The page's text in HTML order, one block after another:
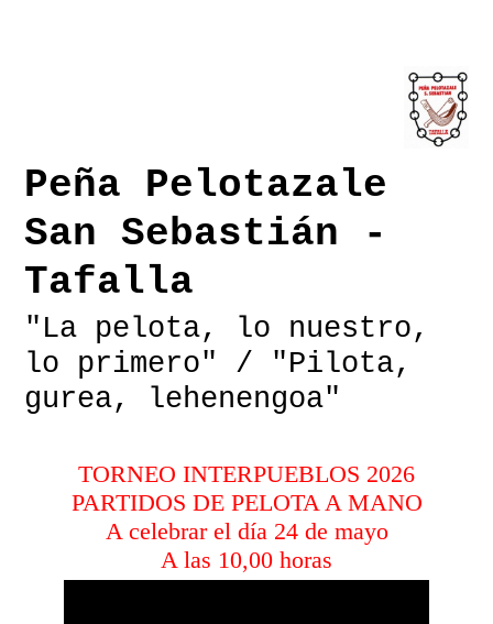
Peña Pelotazale
San Sebastián -
Tafalla
"La pelota, lo nuestro,
lo primero" / "Pilota,
gurea, lehenengoa"
TORNEO INTERPUEBLOS 2026
PARTIDOS DE PELOTA A MANO
A celebrar el día 24 de mayo
A las 10,00 horas